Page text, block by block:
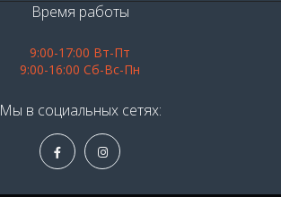
Время работы
9:00-17:00 Вт-Пт
9:00-16:00 Сб-Вс-Пн
Мы в социальных сетях: